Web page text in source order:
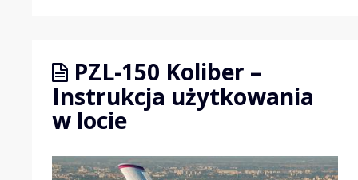
PZL-150 Koliber –
Instrukcja użytkowania
w locie